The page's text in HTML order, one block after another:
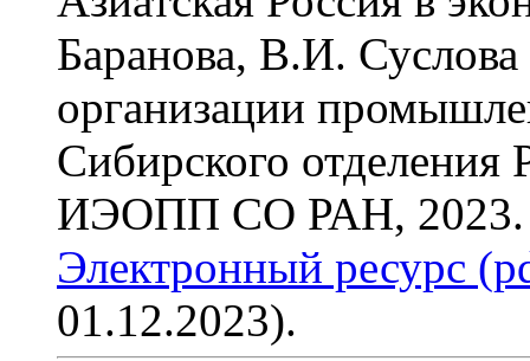
Баранова, В.И.
организации
Сибирского
ИЭОПП СО РАН, 2023.
Электронный ресурс
01.12.2023).